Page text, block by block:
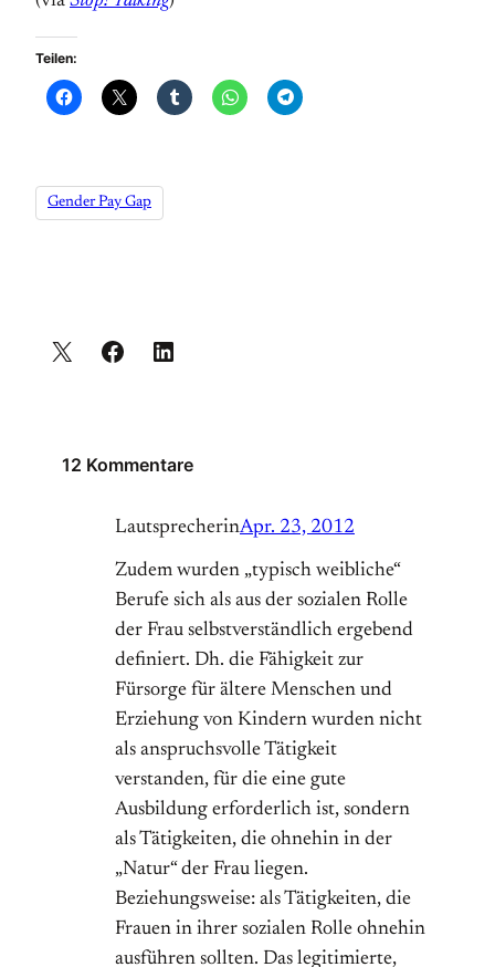
Teilen:
Gender Pay Gap
12 Kommentare
LautsprecherinApr. 23, 2012
Zudem wurden „typisch weibliche“
Berufe sich als aus der sozialen Rolle
der Frau selbstverständlich ergebend
definiert. Dh. die Fähigkeit zur
Fürsorge für ältere Menschen und
Erziehung von Kindern wurden nicht
als anspruchsvolle Tätigkeit
verstanden, für die eine gute
Ausbildung erforderlich ist, sondern
als Tätigkeiten, die ohnehin in der
„Natur“ der Frau liegen.
Beziehungsweise: als Tätigkeiten, die
Frauen in ihrer sozialen Rolle ohnehin
ausführen sollten. Das legitimierte,